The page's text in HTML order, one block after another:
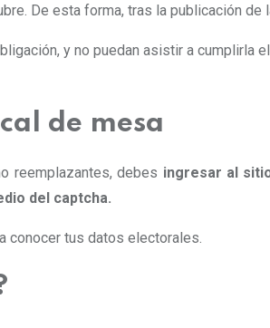
De esta forma, tras la publicación de
y no puedan asistir a
de mesa
reemplazantes, debes ingresar al
del captcha.
conocer tus datos electorales.